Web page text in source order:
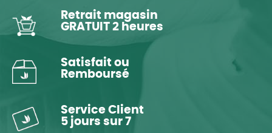
Retrait magasin
GRATUIT 2 heures
Satisfait ou
Remboursé
Service Client
5 jours sur 7